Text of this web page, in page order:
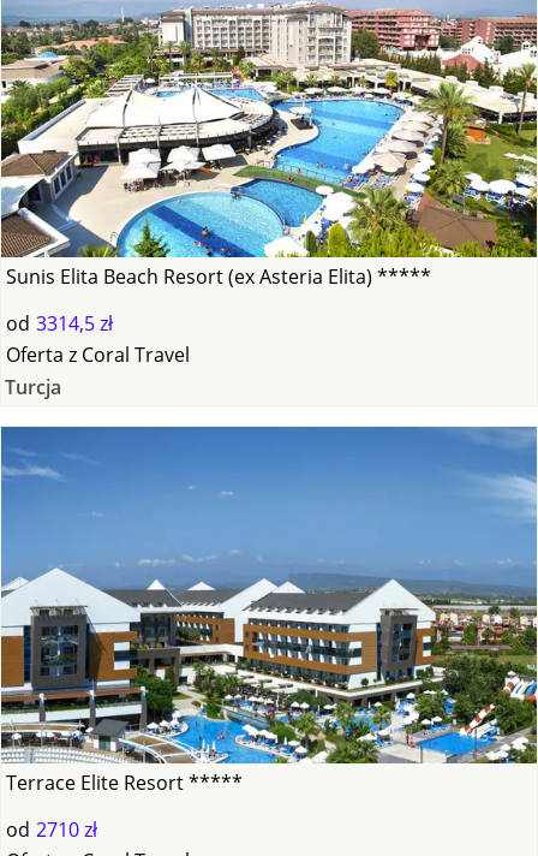
Sunis Elita Beach Resort (ex Asteria Elita) *****
od 3314,5 zł
Oferta z Coral Travel
Turcja
Terrace Elite Resort *****
od 2710 zł